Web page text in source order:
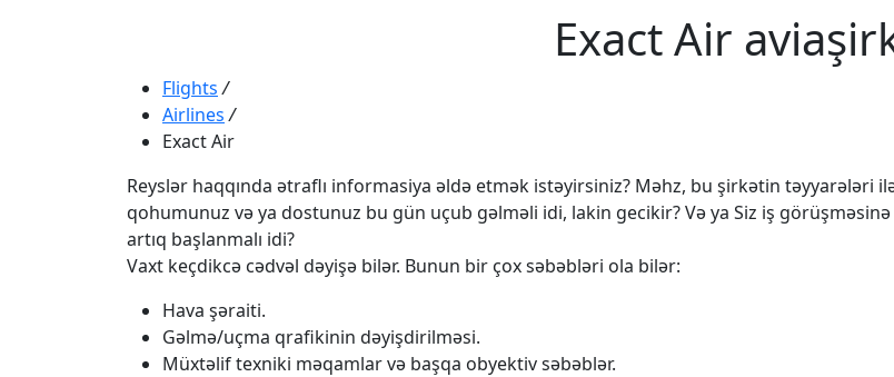
Exact Air
Flights /
Airlines /
Exact Air
Reyslər haqqında ətraflı informasiya əldə etmək istəyirsiniz? Məhz, bu şirkətin təyyarələri
qohumunuz və ya dostunuz bu gün uçub gəlməli idi, lakin gecikir? Və ya Siz iş
artıq başlanmalı idi?
Vaxt keçdikcə cədvəl dəyişə bilər. Bunun bir çox səbəbləri ola bilər:
Hava şəraiti.
Gəlmə/uçma qrafikinin dəyişdirilməsi.
Müxtəlif texniki məqamlar və başqa obyektiv səbəblər.